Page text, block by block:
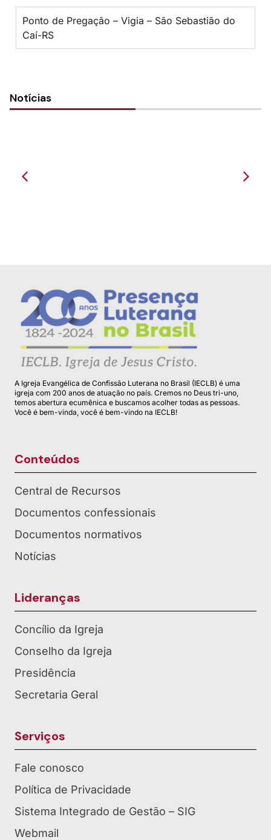
Ponto de Pregação – Vigia – São Sebastião do
Caí-RS
Notícias
A Igreja Evangélica de Confissão Luterana no Brasil (IECLB) é uma
igreja com 200 anos de atuação no país. Cremos no Deus tri-uno,
temos abertura ecumênica e buscamos acolher todas as pessoas.
Você é bem-vinda, você é bem-vindo na IECLB!
Conteúdos
Central de Recursos
Documentos confessionais
Documentos normativos
Notícias
Lideranças
Concílio da Igreja
Conselho da Igreja
Presidência
Secretaria Geral
Serviços
Fale conosco
Política de Privacidade
Sistema Integrado de Gestão – SIG
Webmail